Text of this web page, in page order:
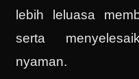
lebih leluasa
serta
nyaman.